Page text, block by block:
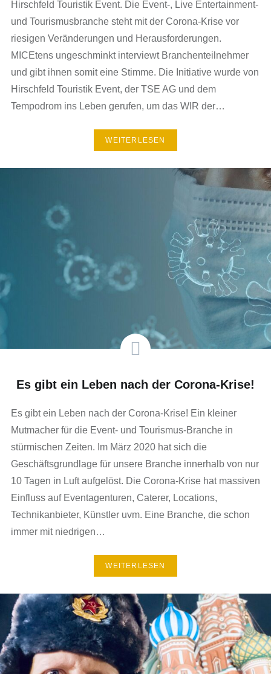
Hirschfeld Touristik Event. Die Event-, Live Entertainment-
und Tourismusbranche steht mit der Corona-Krise vor
riesigen Veränderungen und Herausforderungen.
MICEtens ungeschminkt interviewt Branchenteilnehmer
und gibt ihnen somit eine Stimme. Die Initiative wurde von
Hirschfeld Touristik Event, der TSE AG und dem
Tempodrom ins Leben gerufen, um das WIR der…
WEITERLESEN
Es gibt ein Leben nach der Corona-Krise!
Es gibt ein Leben nach der Corona-Krise! Ein kleiner
Mutmacher für die Event- und Tourismus-Branche in
stürmischen Zeiten. Im März 2020 hat sich die
Geschäftsgrundlage für unsere Branche innerhalb von nur
10 Tagen in Luft aufgelöst. Die Corona-Krise hat massiven
Einfluss auf Eventagenturen, Caterer, Locations,
Technikanbieter, Künstler uvm. Eine Branche, die schon
immer mit niedrigen…
WEITERLESEN